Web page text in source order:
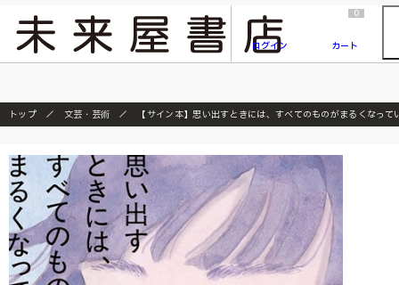
『ONE PIECE magazine 021 ONE PIECEカード付き同梱版』発売延期のご案内
ログイン
0
カート
トップ 文芸・芸術 【サイン本】思い出すときには、すべてのものがまるくなって